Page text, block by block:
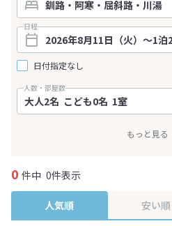
日程
日付指定なし
人数・部屋数
もっと見る
0 件中 0件表示
人気順 安い順